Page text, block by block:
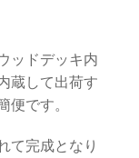
ッドデッキ内
蔵して出荷す
便です。
て完成となり